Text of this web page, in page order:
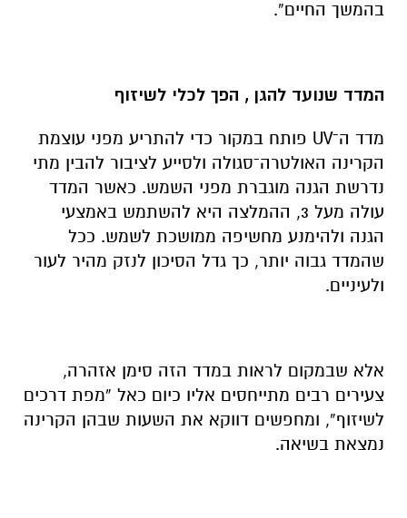
בהמשך החיים”.
המדד שנועד להגן , הפך לכלי לשיזוף
מדד ה־UV פותח במקור כדי להתריע מפני עוצמת
הקרינה האולטרה־סגולה ולסייע לציבור להבין מתי
נדרשת הגנה מוגברת מפני השמש. כאשר המדד
עולה מעל 3, ההמלצה היא להשתמש באמצעי
הגנה ולהימנע מחשיפה ממושכת לשמש. ככל
שהמדד גבוה יותר, כך גדל הסיכון לנזק מהיר לעור
ולעיניים.
אלא שבמקום לראות במדד הזה סימן אזהרה,
צעירים רבים מתייחסים אליו כיום כאל “מפת דרכים
לשיזוף”, ומחפשים דווקא את השעות שבהן הקרינה
נמצאת בשיאה.